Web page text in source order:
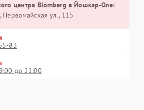
центра Blomberg в Йошкар-Оле:
Первомайская ул., 115
83
до 21:00